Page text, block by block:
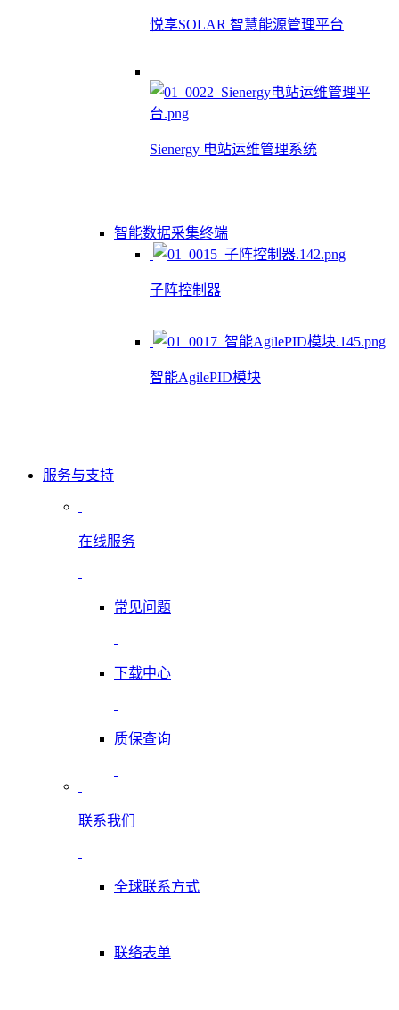
悦享SOLAR 智慧能源管理平台
Sienergy 电站运维管理系统
智能数据采集终端
子阵控制器
智能AgilePID模块
服务与支持
在线服务
常见问题
下载中心
质保查询
联系我们
全球联系方式
联络表单